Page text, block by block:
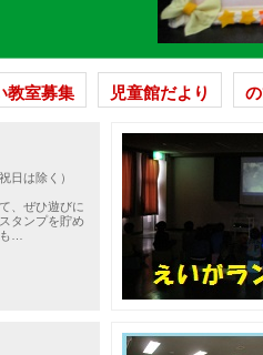
日は除く）
、ぜひ遊びに
タンプを貯め
…
教室募集 児童館だより